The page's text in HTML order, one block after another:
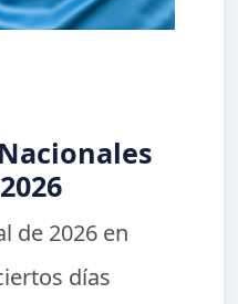
de 2026 en
días